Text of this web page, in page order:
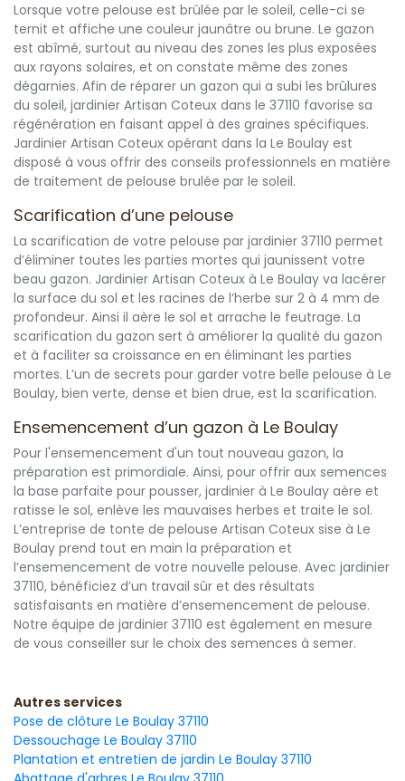
Lorsque votre pelouse est brûlée par le soleil, celle-ci se
ternit et affiche une couleur jaunâtre ou brune. Le gazon
est abîmé, surtout au niveau des zones les plus exposées
aux rayons solaires, et on constate même des zones
dégarnies. Afin de réparer un gazon qui a subi les brûlures
du soleil, jardinier Artisan Coteux dans le 37110 favorise sa
régénération en faisant appel à des graines spécifiques.
Jardinier Artisan Coteux opérant dans la Le Boulay est
disposé à vous offrir des conseils professionnels en matière
de traitement de pelouse brulée par le soleil.
Scarification d’une pelouse
La scarification de votre pelouse par jardinier 37110 permet
d’éliminer toutes les parties mortes qui jaunissent votre
beau gazon. Jardinier Artisan Coteux à Le Boulay va lacérer
la surface du sol et les racines de l’herbe sur 2 à 4 mm de
profondeur. Ainsi il aère le sol et arrache le feutrage. La
scarification du gazon sert à améliorer la qualité du gazon
et à faciliter sa croissance en en éliminant les parties
mortes. L’un de secrets pour garder votre belle pelouse à Le
Boulay, bien verte, dense et bien drue, est la scarification.
Ensemencement d’un gazon à Le Boulay
Pour l'ensemencement d'un tout nouveau gazon, la
préparation est primordiale. Ainsi, pour offrir aux semences
la base parfaite pour pousser, jardinier à Le Boulay aère et
ratisse le sol, enlève les mauvaises herbes et traite le sol.
L’entreprise de tonte de pelouse Artisan Coteux sise à Le
Boulay prend tout en main la préparation et
l’ensemencement de votre nouvelle pelouse. Avec jardinier
37110, bénéficiez d’un travail sûr et des résultats
satisfaisants en matière d’ensemencement de pelouse.
Notre équipe de jardinier 37110 est également en mesure
de vous conseiller sur le choix des semences à semer.
Autres services
Pose de clôture Le Boulay 37110
Dessouchage Le Boulay 37110
Plantation et entretien de jardin Le Boulay 37110